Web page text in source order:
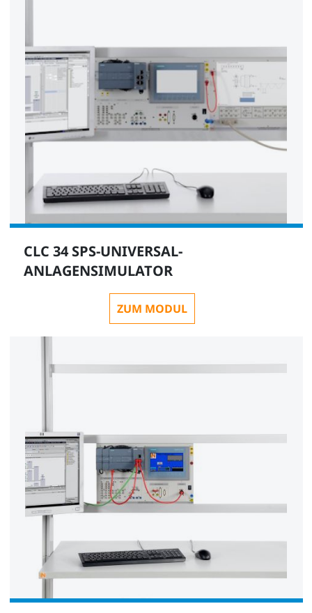
CLC 34 SPS-UNIVERSAL-
ANLAGENSIMULATOR
ZUM MODUL